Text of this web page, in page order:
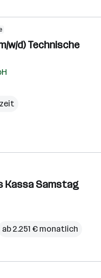
w/d) Technische
Kassa Samstag
ab 2.251 € monatlich